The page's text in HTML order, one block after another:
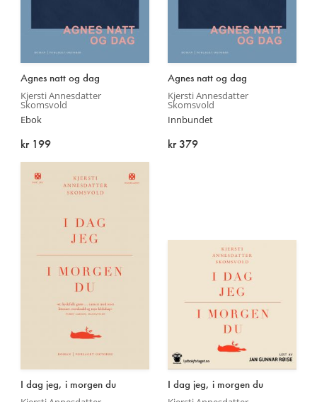
Agnes natt og dag
Kjersti Annesdatter
Skomsvold
Ebok
kr 199
På lager
Les
mer
Agnes natt og dag
Kjersti Annesdatter
Skomsvold
Innbundet
kr 379
Les
mer
I dag jeg, i morgen du
Les
I dag jeg, i morgen du
Les